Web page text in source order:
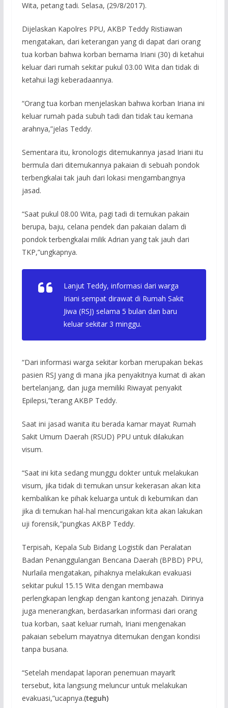
Wita, petang tadi. Selasa, (29/8/2017).
Dijelaskan Kapolres PPU, AKBP Teddy Ristiawan
mengatakan, dari keterangan yang di dapat dari orang
tua korban bahwa korban bernama Iriani (30) di ketahui
keluar dari rumah sekitar pukul 03.00 Wita dan tidak di
ketahui lagi keberadaannya.
“Orang tua korban menjelaskan bahwa korban Iriana ini
keluar rumah pada subuh tadi dan tidak tau kemana
arahnya,”jelas Teddy.
Sementara itu, kronologis ditemukannya jasad Iriani itu
bermula dari ditemukannya pakaian di sebuah pondok
terbengkalai tak jauh dari lokasi mengambangnya
jasad.
“Saat pukul 08.00 Wita, pagi tadi di temukan pakain
berupa, baju, celana pendek dan pakaian dalam di
pondok terbengkalai milik Adrian yang tak jauh dari
TKP,”ungkapnya.
Lanjut Teddy, informasi dari warga
Iriani sempat dirawat di Rumah Sakit
Jiwa (RSJ) selama 5 bulan dan baru
keluar sekitar 3 minggu.
“Dari informasi warga sekitar korban merupakan bekas
pasien RSJ yang di mana jika penyakitnya kumat di akan
bertelanjang, dan juga memiliki Riwayat penyakit
Epilepsi,”terang AKBP Teddy.
Saat ini jasad wanita itu berada kamar mayat Rumah
Sakit Umum Daerah (RSUD) PPU untuk dilakukan
visum.
“Saat ini kita sedang munggu dokter untuk melakukan
visum, jika tidak di temukan unsur kekerasan akan kita
kembalikan ke pihak keluarga untuk di kebumikan dan
jika di temukan hal-hal mencurigakan kita akan lakukan
uji forensik,”pungkas AKBP Teddy.
Terpisah, Kepala Sub Bidang Logistik dan Peralatan
Badan Penanggulangan Bencana Daerah (BPBD) PPU,
Nurlaila mengatakan, pihaknya melakukan evakuasi
sekitar pukul 15.15 Wita dengan membawa
perlengkapan lengkap dengan kantong jenazah. Dirinya
juga menerangkan, berdasarkan informasi dari orang
tua korban, saat keluar rumah, Iriani mengenakan
pakaian sebelum mayatnya ditemukan dengan kondisi
tanpa busana.
“Setelah mendapat laporan penemuan mayarlt
tersebut, kita langsung meluncur untuk melakukan
evakuasi,”ucapnya.(teguh)